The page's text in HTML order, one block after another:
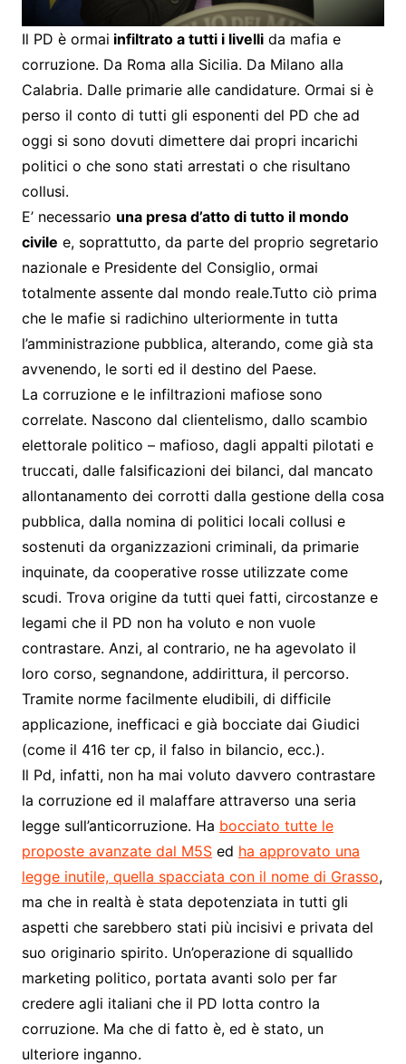
Il PD è ormai infiltrato a tutti i livellida mafia e
corruzione. Da Roma alla Sicilia. Da Milano alla
Calabria. Dalle primarie alle candidature. Ormai si è
perso il conto di tutti gli esponenti del PD che ad
oggi si sono dovuti dimettere dai propri incarichi
politici o che sono stati arrestati o che risultano
collusi.
E’ necessario una presa d’atto di tutto il mondo
civile e, soprattutto, da parte del proprio segretario
nazionale e Presidente del Consiglio, ormai
totalmente assente dal mondo reale.Tutto ciò prima
che le mafie si radichino ulteriormente in tutta
l’amministrazione pubblica, alterando, come già sta
avvenendo, le sorti ed il destino del Paese.
La corruzione e le infiltrazioni mafiose sono
correlate. Nascono dal clientelismo, dallo scambio
elettorale politico – mafioso, dagli appalti pilotati e
truccati, dalle falsificazioni dei bilanci, dal mancato
allontanamento dei corrotti dalla gestione della cosa
pubblica, dalla nomina di politici locali collusi e
sostenuti da organizzazioni criminali, da primarie
inquinate, da cooperative rosse utilizzate come
scudi. Trova origine da tutti quei fatti, circostanze e
legami che il PD non ha voluto e non vuole
contrastare. Anzi, al contrario, ne ha agevolato il
loro corso, segnandone, addirittura, il percorso.
Tramite norme facilmente eludibili, di difficile
applicazione, inefficaci e già bocciate dai Giudici
(come il 416 ter cp, il falso in bilancio, ecc.).
Il Pd, infatti, non ha mai voluto davvero contrastare
la corruzione ed il malaffare attraverso una seria
legge sull’anticorruzione. Ha bocciato tutte le
proposte avanzate dal M5Sed ha approvato una
legge inutile, quella spacciata con il nome di Grasso,
ma che in realtà è stata depotenziata in tutti gli
aspetti che sarebbero stati più incisivi e privata del
suo originario spirito. Un’operazione di squallido
marketing politico, portata avanti solo per far
credere agli italiani che il PD lotta contro la
corruzione. Ma che di fatto è, ed è stato, un
ulteriore inganno.